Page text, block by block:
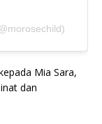
Mia Sara,
dan